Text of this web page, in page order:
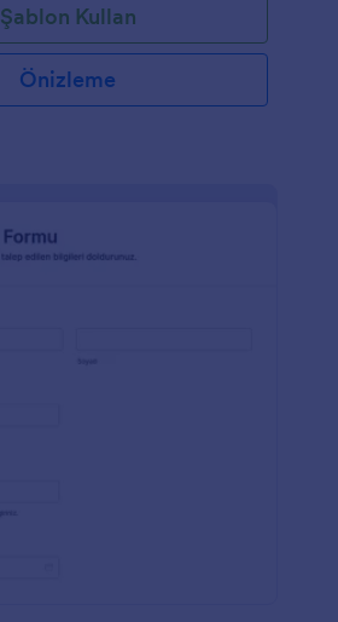
Şablon Kullan
Önizleme